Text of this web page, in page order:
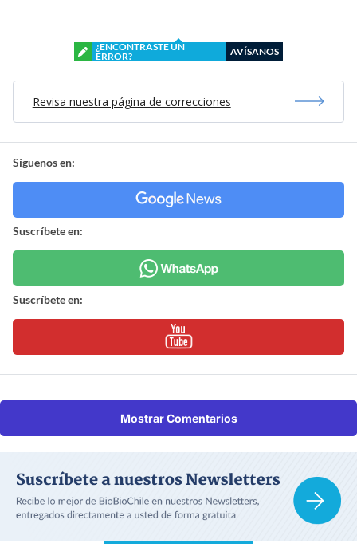
¿ENCONTRASTE UN
ERROR?
AVÍSANOS
Revisa nuestra página de correcciones
Síguenos en:
Suscríbete en:
Suscríbete en:
Mostrar Comentarios